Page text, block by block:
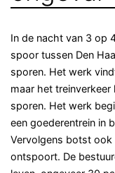
In de nacht van 3 op
spoor tussen Den
sporen. Het werk
maar het
sporen. Het werk
een goederentrein in
Vervolgens botst ook
ontspoort. De